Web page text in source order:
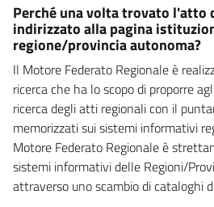
Perché una volta trovato l'atto
indirizzato alla pagina
regione/provincia autonoma?
Il Motore Federato Regionale è
ricerca che ha lo scopo di proporre
ricerca degli atti regionali con il
memorizzati sui sistemi informativi
Motore Federato Regionale è
sistemi informativi delle Regioni/
attraverso uno scambio di cataloghi